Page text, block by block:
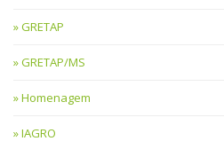
GRETAP
GRETAP/MS
Homenagem
IAGRO